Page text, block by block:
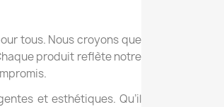
tous. Nous croyons que
produit reflète notre
et esthétiques. Qu’il